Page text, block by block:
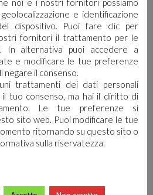
noi e i nostri fornitori possiamo
e identificazione
dispositivo. Puoi fare clic per
fornitori il trattamento per le
In alternativa puoi accedere a
e modificare le tue preferenze
negare il consenso.
trattamenti dei dati personali
tuo consenso, ma hai il diritto di
Le tue preferenze si
sito web. Puoi modificare le tue
ritornando su questo sito o
sulla riservatezza.